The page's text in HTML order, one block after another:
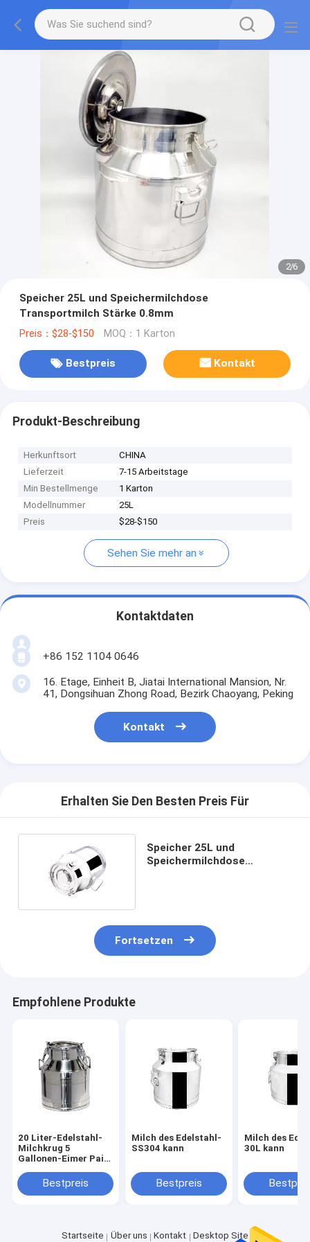
2/6
Speicher 25L und Speichermilchdose
Transportmilch Stärke 0.8mm
Preis：$28-$150 MOQ：1 Karton
Bestpreis Kontakt
Produkt-Beschreibung
Herkunftsort
CHINA
Lieferzeit
7-15 Arbeitstage
Min Bestellmenge
1 Karton
Modellnummer
25L
Preis
$28-$150
Sehen Sie mehr an
Kontaktdaten
+86 152 1104 0646
16. Etage, Einheit B, Jiatai International Mansion, Nr.
41, Dongsihuan Zhong Road, Bezirk Chaoyang, Peking
Kontakt
Erhalten Sie Den Besten Preis Für
Speicher 25L und
Speichermilchdose
Fortsetzen
Empfohlene Produkte
20 Liter-Edelstahl-
Milchkrug 5
Gallonen-Eimer Pail
Bestpreis
Milch des Edelstahl-
SS304 kann
Bestpreis
Milch des
30L kann
Startseite Über uns Kontakt Desktop Site